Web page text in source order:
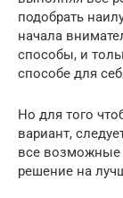
подобрать
начала
способы, и
способе для
Но для того
вариант,
все возможные
решение на